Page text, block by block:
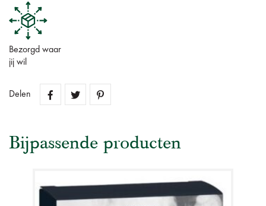
Bezorgd waar
jij wil
Delen
Bijpassende producten